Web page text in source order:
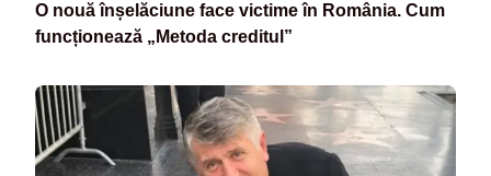
O nouă înșelăciune face victime în România. Cum
funcționează „Metoda creditul”